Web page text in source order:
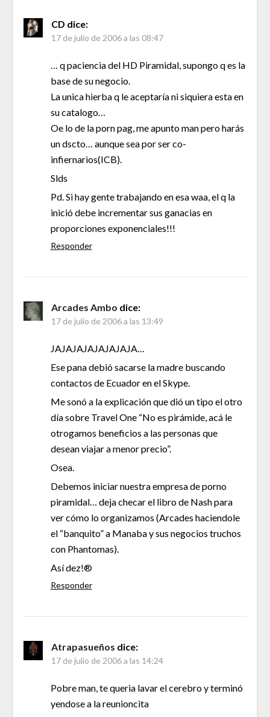
CD dice:
17 de julio de 2006 a las 08:47
… q paciencia del HD Piramidal, supongo q es la
base de su negocio.
La unica hierba q le aceptaría ni siquiera esta en
su catalogo…
Oe lo de la porn pag, me apunto man pero harás
un dscto… aunque sea por ser co-
infiernarios(ICB).
Slds
Pd. Si hay gente trabajando en esa waa, el q la
inició debe incrementar sus ganacias en
proporciones exponenciales!!!
Responder
Arcades Ambo dice:
17 de julio de 2006 a las 13:49
JAJAJAJAJAJAJAJA…
Ese pana debió sacarse la madre buscando
contactos de Ecuador en el Skype.
Me sonó a la explicación que dió un tipo el otro
día sobre Travel One “No es pirámide, acá le
otrogamos beneficios a las personas que
desean viajar a menor precio”.
Osea.
Debemos iniciar nuestra empresa de porno
piramidal… deja checar el libro de Nash para
ver cómo lo organizamos (Arcades haciendole
el “banquito” a Manaba y sus negocios truchos
con Phantomas).
Así dez!®
Responder
Atrapasueños dice:
17 de julio de 2006 a las 14:24
Pobre man, te queria lavar el cerebro y terminó
yendose a la reunioncita